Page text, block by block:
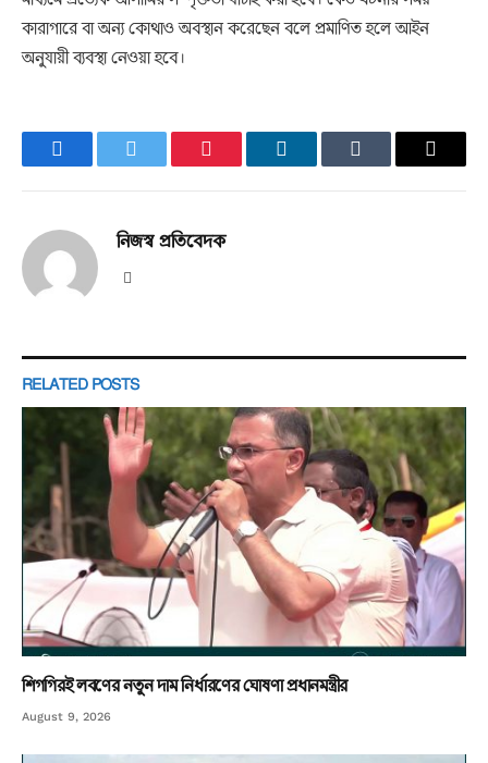
কারাগারে বা অন্য কোথাও অবস্থান করেছেন বলে প্রমাণিত হলে আইন
অনুযায়ী ব্যবস্থা নেওয়া হবে।
FacebookTwitter PinterestLinkedInTumblr Email
নিজস্ব প্রতিবেদক
RELATED POSTS
শিগগিরই লবণের নতুন দাম নির্ধারণের ঘোষণা প্রধানমন্ত্রীর
August 9, 2026